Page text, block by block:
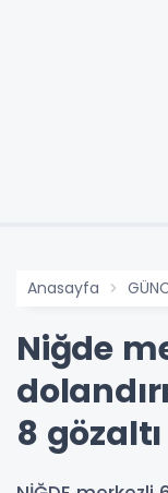
Anasayfa
Niğde
8 gözaltı